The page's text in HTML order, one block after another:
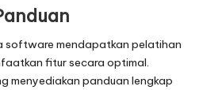
software mendapatkan pelatihan
fitur secara optimal.
menyediakan panduan lengkap